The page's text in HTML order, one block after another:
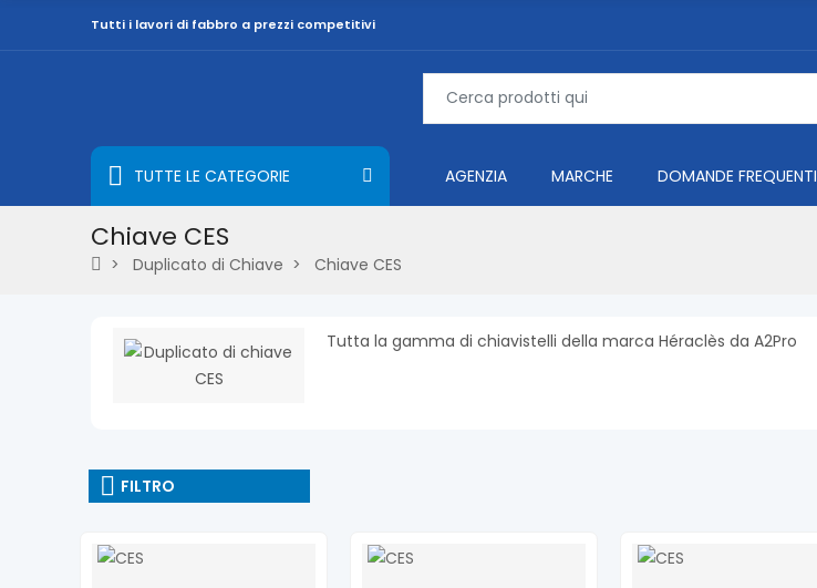
Tutti i lavori di fabbro a prezzi competitivi
TUTTE LE CATEGORIE AGENZIA MARCHE DOMANDE FREQUENTI
Chiave CES
Duplicato di Chiave Chiave CES
Tutta la gamma di chiavistelli della marca Héraclès da A2Pro
FILTRO